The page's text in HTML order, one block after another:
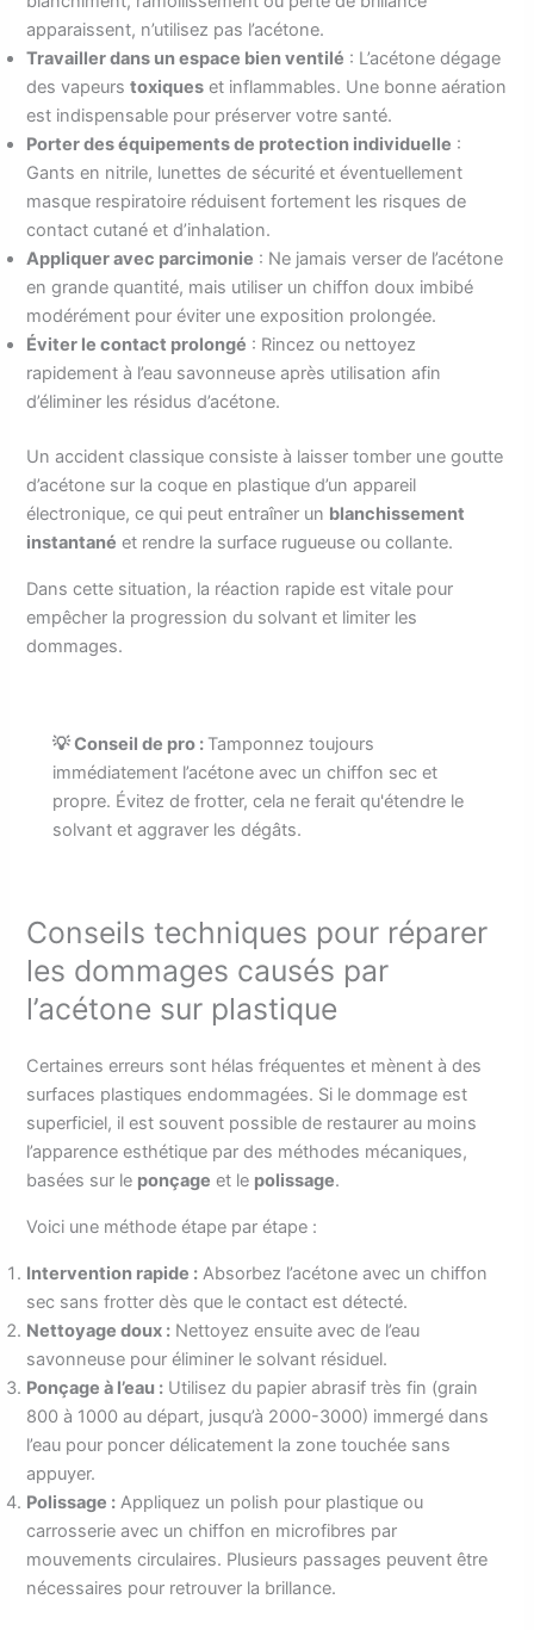
apparaissent, n’utilisez pas l’acétone.
Travailler dans un espace bien ventilé : L’acétone dégage
des vapeurstoxiques et inflammables. Une bonne aération
est indispensable pour préserver votre santé.
Porter des équipements de protection individuelle :
Gants en nitrile, lunettes de sécurité et éventuellement
masque respiratoire réduisent fortement les risques de
contact cutané et d’inhalation.
Appliquer avec parcimonie : Ne jamais verser de l’acétone
en grande quantité, mais utiliser un chiffon doux imbibé
modérément pour éviter une exposition prolongée.
Éviter le contact prolongé : Rincez ou nettoyez
rapidement à l’eau savonneuse après utilisation afin
d’éliminer les résidus d’acétone.
Un accident classique consiste à laisser tomber une goutte
d’acétone sur la coque en plastique d’un appareil
électronique, ce qui peut entraîner un blanchissement
instantané et rendre la surface rugueuse ou collante.
Dans cette situation, la réaction rapide est vitale pour
empêcher la progression du solvant et limiter les
dommages.
💡 Conseil de pro : Tamponnez toujours
immédiatement l’acétone avec un chiffon sec et
propre. Évitez de frotter, cela ne ferait qu'étendre le
solvant et aggraver les dégâts.
Conseils techniques pour réparer
les dommages causés par
l’acétone sur plastique
Certaines erreurs sont hélas fréquentes et mènent à des
surfaces plastiques endommagées. Si le dommage est
superficiel, il est souvent possible de restaurer au moins
l’apparence esthétique par des méthodes mécaniques,
basées sur le ponçage et le polissage.
Voici une méthode étape par étape :
Intervention rapide : Absorbez l’acétone avec un chiffon
sec sans frotter dès que le contact est détecté.
Nettoyage doux : Nettoyez ensuite avec de l’eau
savonneuse pour éliminer le solvant résiduel.
Ponçage à l’eau : Utilisez du papier abrasif très fin (grain
800 à 1000 au départ, jusqu’à 2000-3000) immergé dans
l’eau pour poncer délicatement la zone touchée sans
appuyer.
Polissage : Appliquez un polish pour plastique ou
carrosserie avec un chiffon en microfibres par
mouvements circulaires. Plusieurs passages peuvent être
nécessaires pour retrouver la brillance.